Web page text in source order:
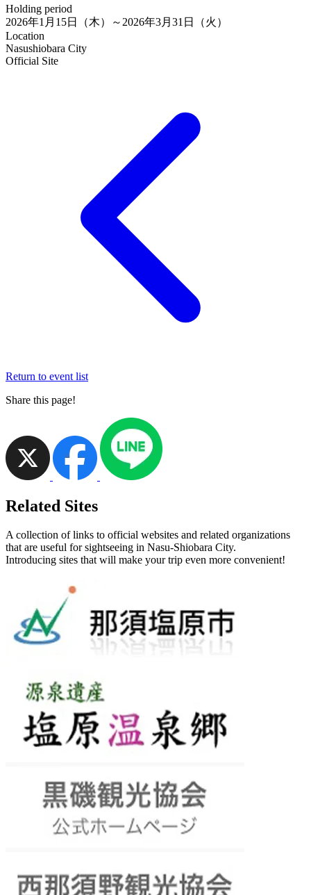
Holding period
2026年1月15日（木）～2026年3月31日（火）
Location
Nasushiobara City
Official Site
Return to event list
Share this page!
Related Sites
A collection of links to official websites and related organizations
that are useful for sightseeing in Nasu-Shiobara City.
Introducing sites that will make your trip even more convenient!